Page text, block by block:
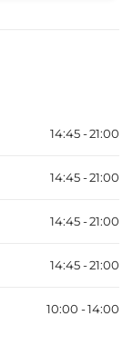
14:45 - 21:00
14:45 - 21:00
14:45 - 21:00
14:45 - 21:00
10:00 - 14:00